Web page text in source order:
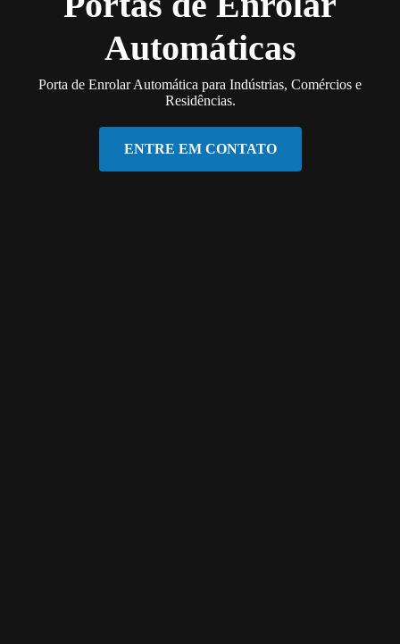
Automáticas
Porta de Enrolar Automática para Indústrias, Comércios e
Residências.
ENTRE EM CONTATO